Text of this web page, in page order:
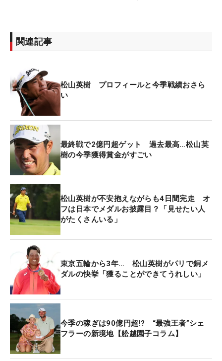
関連記事
松山英樹 プロフィールと今季戦績おさら
い
最終戦で2億円超ゲット 過去最高…松山英
樹の今季獲得賞金がすごい
松山英樹が不安抱えながらも4日間完走 オ
フは日本でメダルお披露目？「見せたい人
がたくさんいる」
東京五輪から3年… 松山英樹がパリで銅メ
ダルの快挙「獲ることができてうれしい」
今季の稼ぎは90億円超!? “最強王者”シェ
フラーの新境地【舩越園子コラム】